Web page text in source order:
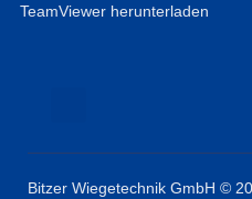
TeamViewer herunterladen
Bitzer Wiegetechnik GmbH ©